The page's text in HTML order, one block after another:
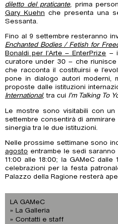
diletto del praticante, prima
Gary Kuehn che presenta una
Sessanta.
Fino al 9 settembre resteranno
Enchanted Bodies / Fetish for
Bonaldi per l’Arte – EnterPrize –
curatore under 30 – che
che racconta il costituirsi e
pone in dialogo autori moderni,
proposte dalle istituzioni
International, tra cui I’m Talking To
Le mostre sono visitabili con
settembre consentirà di ammirare
sinergia tra le due istituzioni.
Nelle prossime settimane sono
agosto entrambe le sedi
11:00 alle 18:00; la GAMeC dalle
celebrazioni per la festa
Palazzo della Ragione resterà
LA GAMeC
La Galleria
Contatti e staff